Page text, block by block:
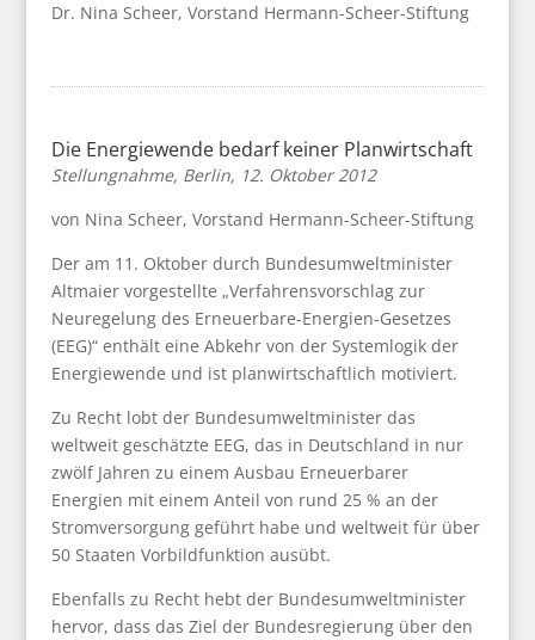
Dr. Nina Scheer, Vorstand Hermann-Scheer-Stiftung
Die Energiewende bedarf keiner Planwirtschaft
Stellungnahme, Berlin, 12. Oktober 2012
von Nina Scheer, Vorstand Hermann-Scheer-Stiftung
Der am 11. Oktober durch Bundesumweltminister
Altmaier vorgestellte „Verfahrensvorschlag zur
Neuregelung des Erneuerbare-Energien-Gesetzes
(EEG)“ enthält eine Abkehr von der Systemlogik der
Energiewende und ist planwirtschaftlich motiviert.
Zu Recht lobt der Bundesumweltminister das
weltweit geschätzte EEG, das in Deutschland in nur
zwölf Jahren zu einem Ausbau Erneuerbarer
Energien mit einem Anteil von rund 25 % an der
Stromversorgung geführt habe und weltweit für über
50 Staaten Vorbildfunktion ausübt.
Ebenfalls zu Recht hebt der Bundesumweltminister
hervor, dass das Ziel der Bundesregierung über den